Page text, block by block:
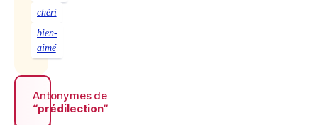
chéri
bien-
aimé
Antonymes de
“prédilection“